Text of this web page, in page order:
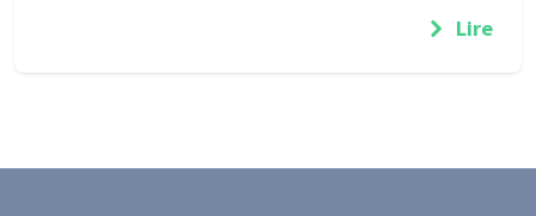
Lire